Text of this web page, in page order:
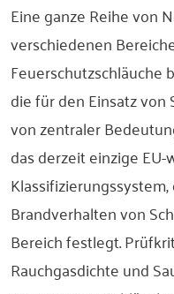
Eine ganze Reihe von
verschiedenen
Feuerschutzschläuche
die für den Einsatz
von zentraler
das derzeit einzige
Brandverhalten von
Bereich festlegt.
Rauchgasdichte und